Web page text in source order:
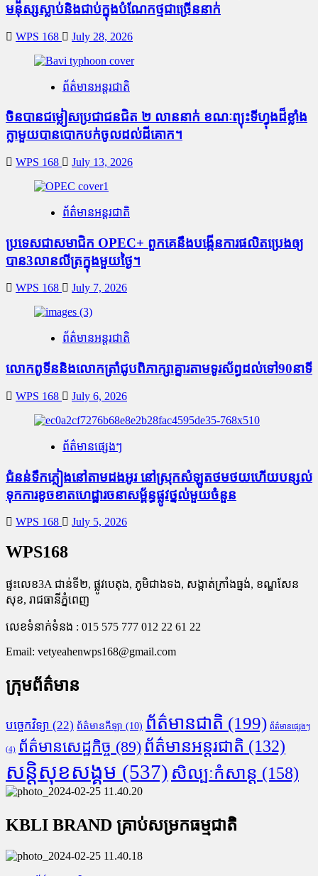
មនុស្សស្លាប់​និង​ជាប់ក្នុងបំណែកថ្មជាច្រើននាក់
WPS 168 July 28, 2026
ព័ត៌មានអន្តរជាតិ
ចិនបានជម្លៀសប្រជាជនជិត ២ លាននាក់ ខណៈព្យុះទីហ្វុងដ៏ខ្លាំង
ក្លាមួយបានបោកបក់ចូលដល់ដីគោក។
WPS 168 July 13, 2026
ព័ត៌មានអន្តរជាតិ
ប្រទេសជាសមាជិក OPEC+​ ពួកគេនឹងបង្កើនការផលិតប្រេងឲ្យ
បាន3លានលីត្រក្នុងមួយថ្ងៃ។
WPS 168 July 7, 2026
ព័ត៌មានអន្តរជាតិ
លោកពូទីននិងលោកត្រាំជូបពិភាក្សាគ្នារតាមទូរស័ព្ធដល់ទៅ90នាទី
WPS 168 July 6, 2026
ព័ត៌មានផ្សេងៗ
ជំនន់​ទឹកភ្លៀង​នៅ​តាម​ដងអូរ​ នៅ​ស្រុក​សំឡូត​ថមថយ​ហើយ​បន្សល់​
ទុក​ការ​ខូចខាត​ហេដ្ឋារចនាសម្ព័ន្ធ​ផ្លូវថ្នល់​មួយ​ចំនួន
WPS 168 July 5, 2026
WPS168
ផ្ទះលេខ3A ជាន់ទី២, ផ្លូវបេតុង, ភូមិជាងទង, សង្កាត់ក្រាំងធ្នង់, ខណ្ឌសែន
សុខ, រាជធានីភ្នំពេញ
លេខទំនាក់ទំនង : 015 575 777 012 22 61 22
Email: vetyeahenwps168@gmail.com
ក្រុមព័ត៌មាន
បច្ចេកវិទ្យា (22) ព័ត៌មានកីឡា (10) ព័ត៌មានជាតិ (199) ព័ត៌មានផ្សេងៗ
(4) ព័ត៌មានសេដ្ឋកិច្ច (89) ព័ត៌មានអន្តរជាតិ (132)
សន្តិសុខសង្គម (537) សិល្បៈកំសាន្ត (158)
KBLI BRAND គ្រាប់សម្រកធម្មជាតិ